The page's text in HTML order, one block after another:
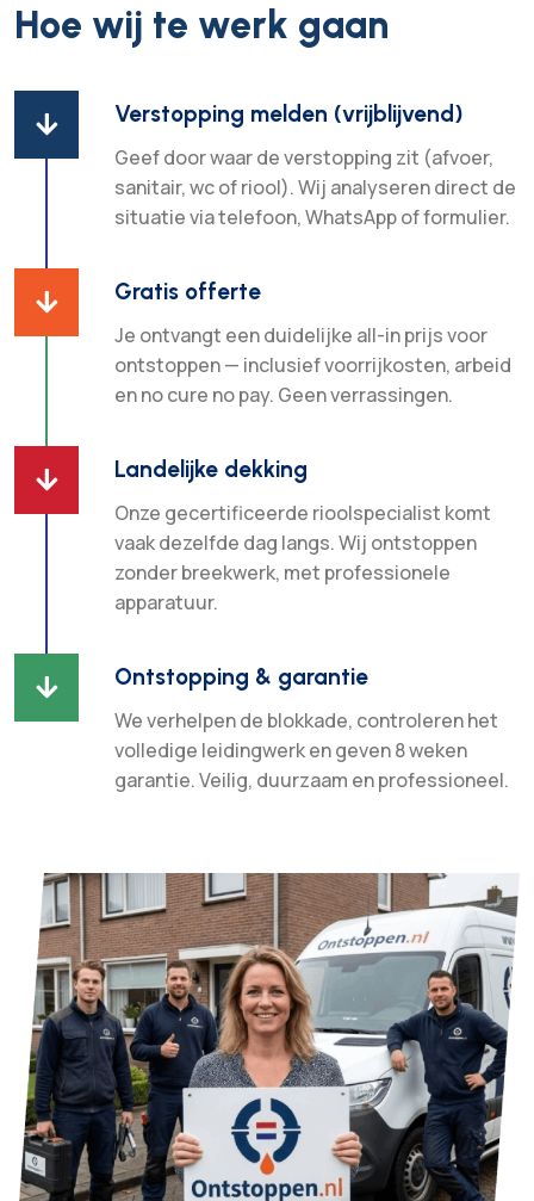
Hoe wij te werk gaan
 Verstopping melden (vrijblijvend)
Geef door waar de verstopping zit (afvoer,
sanitair, wc of riool). Wij analyseren direct de
situatie via telefoon, WhatsApp of formulier.
 Gratis offerte
Je ontvangt een duidelijke all-in prijs voor
ontstoppen — inclusief voorrijkosten, arbeid
en no cure no pay. Geen verrassingen.
 Landelijke dekking
Onze gecertificeerde rioolspecialist komt
vaak dezelfde dag langs. Wij ontstoppen
zonder breekwerk, met professionele
apparatuur.
 Ontstopping & garantie
We verhelpen de blokkade, controleren het
volledige leidingwerk en geven 8 weken
garantie. Veilig, duurzaam en professioneel.